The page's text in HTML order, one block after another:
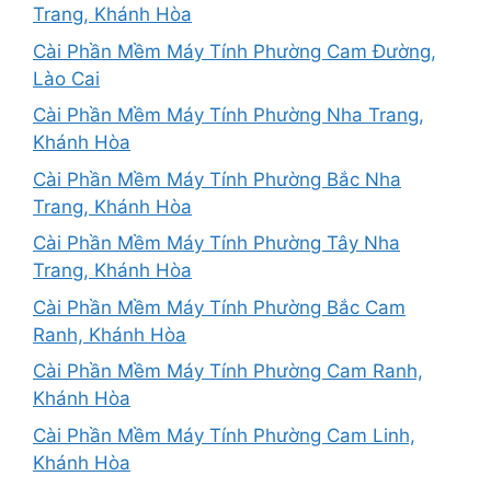
Trang, Khánh Hòa
Cài Phần Mềm Máy Tính Phường Cam Đường,
Lào Cai
Cài Phần Mềm Máy Tính Phường Nha Trang,
Khánh Hòa
Cài Phần Mềm Máy Tính Phường Bắc Nha
Trang, Khánh Hòa
Cài Phần Mềm Máy Tính Phường Tây Nha
Trang, Khánh Hòa
Cài Phần Mềm Máy Tính Phường Bắc Cam
Ranh, Khánh Hòa
Cài Phần Mềm Máy Tính Phường Cam Ranh,
Khánh Hòa
Cài Phần Mềm Máy Tính Phường Cam Linh,
Khánh Hòa